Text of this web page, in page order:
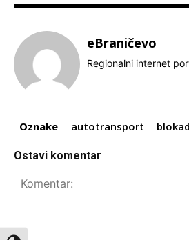
eBraničevo
Regionalni internet
Oznake autotransport
Ostavi komentar